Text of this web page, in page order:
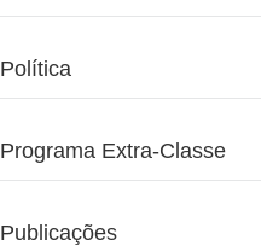
Política
Programa Extra-Classe
Publicações